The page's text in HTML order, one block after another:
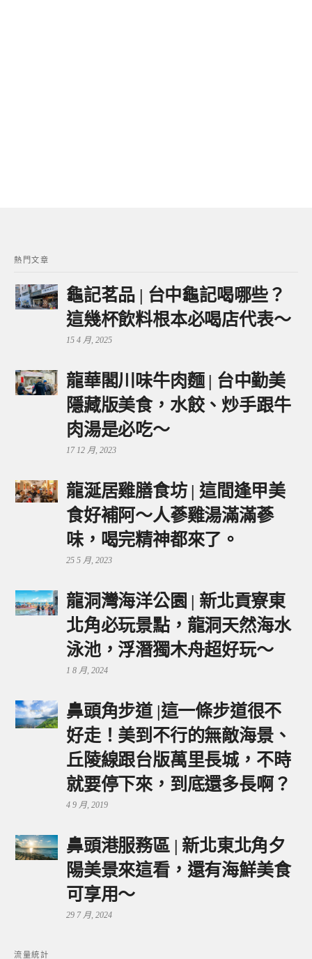
熱門文章
龜記茗品 | 台中龜記喝哪些？
這幾杯飲料根本必喝店代表～
15 4 月, 2025
龍華閣川味牛肉麵 | 台中勤美
隱藏版美食，水餃、炒手跟牛
肉湯是必吃～
17 12 月, 2023
龍涎居雞膳食坊 | 這間逢甲美
食好補阿～人蔘雞湯滿滿蔘
味，喝完精神都來了。
25 5 月, 2023
龍洞灣海洋公園 | 新北貢寮東
北角必玩景點，龍洞天然海水
泳池，浮潛獨木舟超好玩～
1 8 月, 2024
鼻頭角步道 |這一條步道很不
好走！美到不行的無敵海景、
丘陵線跟台版萬里長城，不時
就要停下來，到底還多長啊？
4 9 月, 2019
鼻頭港服務區 | 新北東北角夕
陽美景來這看，還有海鮮美食
可享用～
29 7 月, 2024
流量統計